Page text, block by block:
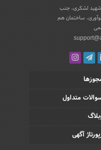
شهید لشکری، جنب
ساختمان هم
متداول
آگهی